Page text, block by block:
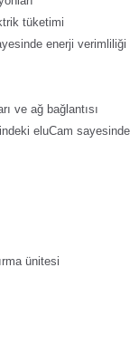
tüketimi
enerji verimliliği
ve ağ bağlantısı
eluCam
ünitesi